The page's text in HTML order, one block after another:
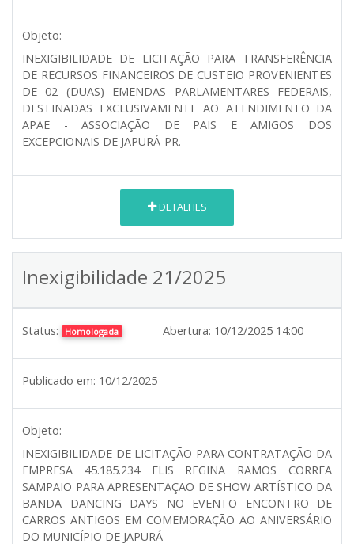
Objeto:
INEXIGIBILIDADE DE LICITAÇÃO PARA TRANSFERÊNCIA
DE RECURSOS FINANCEIROS DE CUSTEIO PROVENIENTES
DE 02 (DUAS) EMENDAS PARLAMENTARES FEDERAIS,
DESTINADAS EXCLUSIVAMENTE AO ATENDIMENTO DA
APAE - ASSOCIAÇÃO DE PAIS E AMIGOS DOS
EXCEPCIONAIS DE JAPURÁ-PR.
DETALHES
Inexigibilidade 21/2025
Status: Homologada Abertura: 10/12/2025 14:00
Publicado em: 10/12/2025
Objeto:
INEXIGIBILIDADE DE LICITAÇÃO PARA CONTRATAÇÃO DA
EMPRESA 45.185.234 ELIS REGINA RAMOS CORREA
SAMPAIO PARA APRESENTAÇÃO DE SHOW ARTÍSTICO DA
BANDA DANCING DAYS NO EVENTO ENCONTRO DE
CARROS ANTIGOS EM COMEMORAÇÃO AO ANIVERSÁRIO
DO MUNICÍPIO DE JAPURÁ